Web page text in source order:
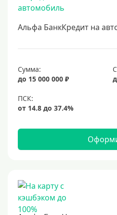
Альфа БанкКредит на
Сумма:
до 15 000 000 ₽